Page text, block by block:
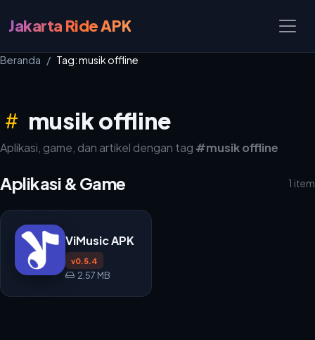
Jakarta Ride APK
Beranda Tag: musik offline
musik offline
Aplikasi, game, dan artikel dengan tag #musik offline
Aplikasi & Game 1 item
ViMusic APK
v0.5.4
2.57 MB